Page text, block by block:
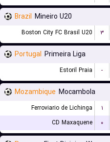
Brazil Mineiro U20
Boston City FC Brasil U20 ۳
Portugal Primeira Liga
Estoril Praia -
Mozambique Mocambola
Ferroviario de Lichinga ۱
CD Maxaquene
۰